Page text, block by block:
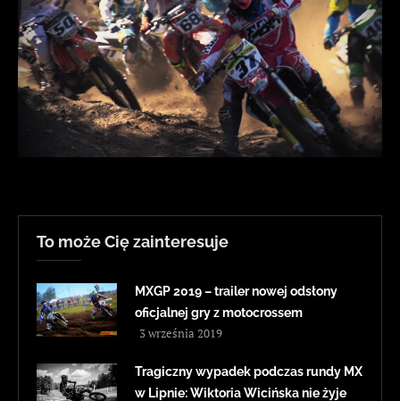
To może Cię zainteresuje
MXGP 2019 – trailer nowej odsłony
oficjalnej gry z motocrossem
3 września 2019
Tragiczny wypadek podczas rundy MX
w Lipnie: Wiktoria Wicińska nie żyje